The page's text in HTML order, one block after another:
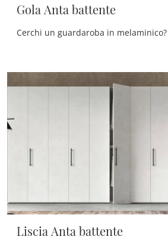
Gola Anta battente
Liscia Anta battente